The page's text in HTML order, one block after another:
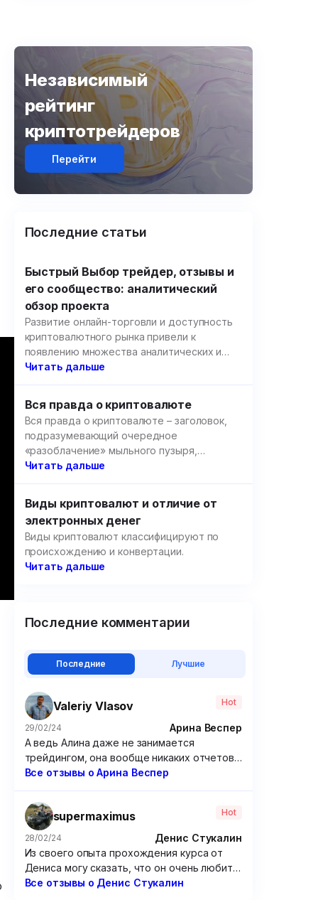
Независимый
рейтинг
криптотрейдеров
Перейти
Последние статьи
Быстрый Выбор трейдер, отзывы и
его сообщество: аналитический
обзор проекта
Развитие онлайн-торговли и доступность
криптовалютного рынка привели к
появлению множества аналитических и
образовательных площадок.
Читать дальше
Вся правда о криптовалюте
Вся правда о криптовалюте – заголовок,
подразумевающий очередное
«разоблачение» мыльного пузыря,
созданного цифровыми валютами, но речь
Читать дальше
Виды криптовалют и отличие от
электронных денег
Виды криптовалют классифицируют по
происхождению и конвертации.
Читать дальше
Последние комментарии
Последние Лучшие
Valeriy Vlasov Hot
29/02/24
Арина Веспер
А ведь Алина даже не занимается
трейдингом, она вообще никаких отчетов
по своим сделкам не дает. Походу решила
учениках, которые покупают ее курсы.
Крайне посредственные курсы, если
честно. Я брал у нее программу по
опционам – бесполезнейшая вещь, только
зря потраченные время и 15 000 рублей.
Все отзывы о Арина Веспер
supermaximus Hot
28/02/24
Денис Стукалин
Из своего опыта прохождения курса от
Дениса могу сказать, что он очень любит
разбирать сложные графики. Но от этого
Все отзывы о Денис Стукалин